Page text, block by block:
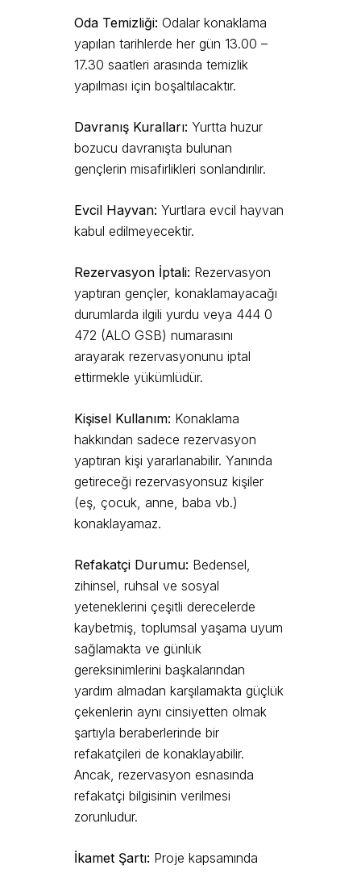
Oda Temizliği: Odalar konaklama
yapılan tarihlerde her gün 13.00 –
17.30 saatleri arasında temizlik
yapılması için boşaltılacaktır.
Davranış Kuralları: Yurtta huzur
bozucu davranışta bulunan
gençlerin misafirlikleri sonlandırılır.
Evcil Hayvan: Yurtlara evcil hayvan
kabul edilmeyecektir.
Rezervasyon İptali: Rezervasyon
yaptıran gençler, konaklamayacağı
durumlarda ilgili yurdu veya 444 0
472 (ALO GSB) numarasını
arayarak rezervasyonunu iptal
ettirmekle yükümlüdür.
Kişisel Kullanım: Konaklama
hakkından sadece rezervasyon
yaptıran kişi yararlanabilir. Yanında
getireceği rezervasyonsuz kişiler
(eş, çocuk, anne, baba vb.)
konaklayamaz.
Refakatçi Durumu: Bedensel,
zihinsel, ruhsal ve sosyal
yeteneklerini çeşitli derecelerde
kaybetmiş, toplumsal yaşama uyum
sağlamakta ve günlük
gereksinimlerini başkalarından
yardım almadan karşılamakta güçlük
çekenlerin aynı cinsiyetten olmak
şartıyla beraberlerinde bir
refakatçileri de konaklayabilir.
Ancak, rezervasyon esnasında
refakatçi bilgisinin verilmesi
zorunludur.
İkamet Şartı: Proje kapsamında